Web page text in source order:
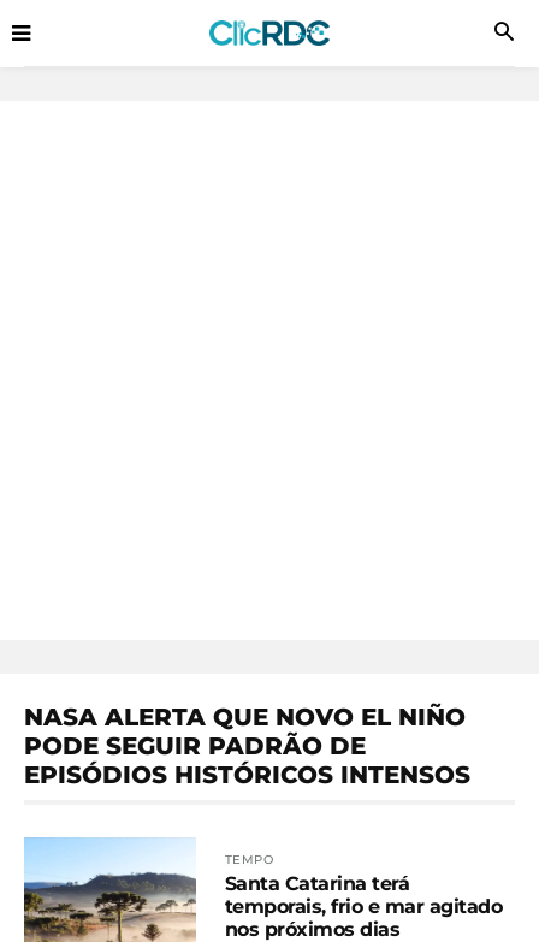
NASA ALERTA QUE NOVO EL NIÑO
PODE SEGUIR PADRÃO DE
EPISÓDIOS HISTÓRICOS INTENSOS
TEMPO
Santa Catarina terá
temporais, frio e mar agitado
nos próximos dias